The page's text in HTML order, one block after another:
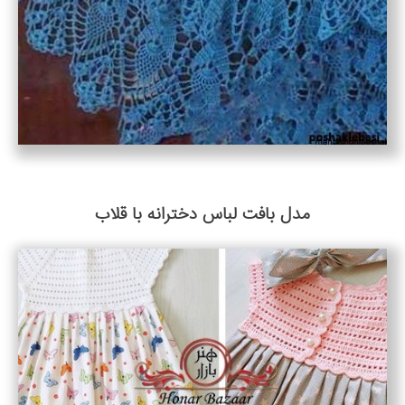
مدل بافت لباس دخترانه با قلاب